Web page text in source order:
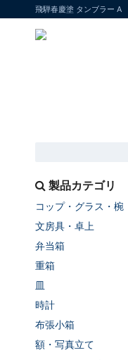
飛騨春慶塗 タンブラー A
製品カテゴリ
コップ・グラス・椀
文房具・卓上
弁当箱
重箱
皿
時計
布張小箱
額・写真立て